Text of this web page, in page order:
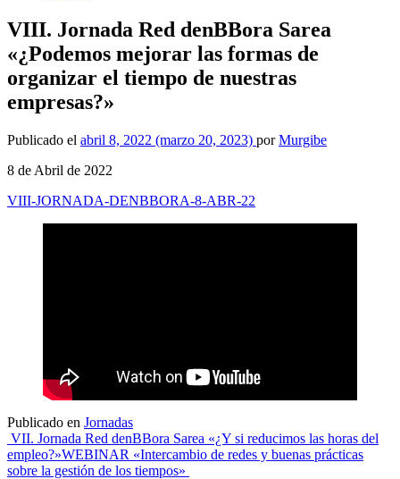
VIII. Jornada Red denBBora Sarea
«¿Podemos mejorar las formas de
organizar el tiempo de nuestras
empresas?»
Publicado el abril 8, 2022 (marzo 20, 2023) por Murgibe
8 de Abril de 2022
VIII-JORNADA-DENBBORA-8-ABR-22
Publicado en Jornadas
Navegación
de
VII. Jornada Red denBBora Sarea «¿Y si reducimos las horas del
empleo?»WEBINAR «Intercambio de redes y buenas prácticas
sobre la gestión de los tiempos»